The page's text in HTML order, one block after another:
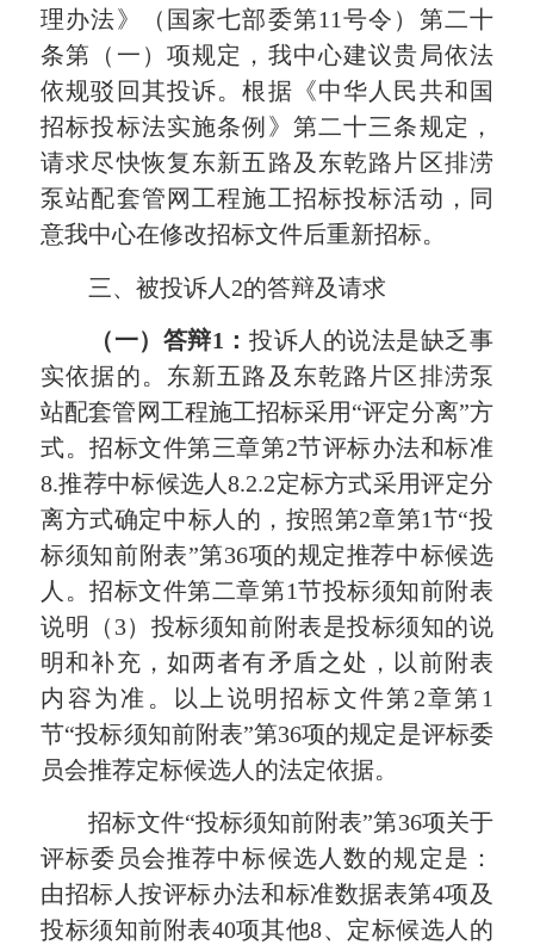
理办法》（国家七部委第11号令）第二十
条第（一）项规定，我中心建议贵局依法
依规驳回其投诉。根据《中华人民共和国
招标投标法实施条例》第二十三条规定，
请求尽快恢复东新五路及东乾路片区排涝
泵站配套管网工程施工招标投标活动，同
意我中心在修改招标文件后重新招标。
三、被投诉人2的答辩及请求
（一）答辩1 ：投诉人的说法是缺乏事
实依据的。东新五路及东乾路片区排涝泵
站配套管网工程施工招标采用“评定分离”方
式。招标文件第三章第2节评标办法和标准
8.推荐中标候选人8.2.2定标方式采用评定分
离方式确定中标人的，按照第2章第1节“投
标须知前附表”第36项的规定推荐中标候选
人。招标文件第二章第1节投标须知前附表
说明（3）投标须知前附表是投标须知的说
明和补充，如两者有矛盾之处，以前附表
内容为准。以上说明招标文件第2章第1
节“投标须知前附表”第36项的规定是评标委
员会推荐定标候选人的法定依据。
招标文件“投标须知前附表”第36项关于
评标委员会推荐中标候选人数的规定是：
由招标人按评标办法和标准数据表第4项及
投标须知前附表40项其他8、定标候选人的